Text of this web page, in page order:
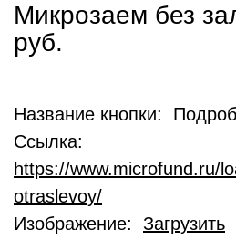
Микрозаем без
руб.
Название кнопки:
Ссылка:
https://www.microfund.ru/
otraslevoy/
Изображение: Загрузить